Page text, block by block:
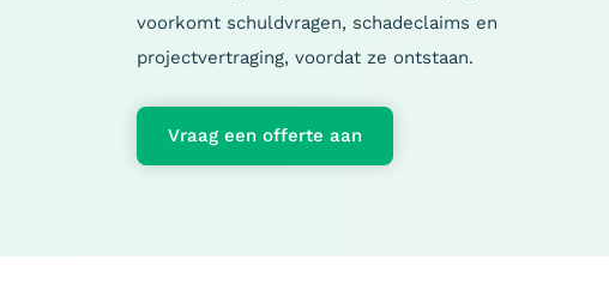
voorkomt schuldvragen, schadeclaims en
projectvertraging, voordat ze ontstaan.
Vraag een offerte aan